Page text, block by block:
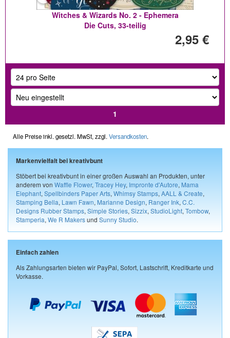
Witches & Wizards No. 2 - Ephemera
Die Cuts, 33-teilig
2,95 €
1
Alle Preise inkl. gesetzl. MwSt, zzgl. Versandkosten.
Markenvielfalt bei kreativbunt
Stöbert bei kreativbunt in einer großen Auswahl an Produkten, unter
anderem von Waffle Flower, Tracey Hey, Impronte d'Autore, Mama
Elephant, Spellbinders Paper Arts, Whimsy Stamps, AALL & Create,
Stamping Bella, Lawn Fawn, Marianne Design, Ranger Ink, C.C.
Designs Rubber Stamps, Simple Stories, Sizzix, StudioLight, Tombow,
Stamperia, We R Makersund Sunny Studio.
Einfach zahlen
Als Zahlungsarten bieten wir PayPal, Sofort, Lastschrift, Kreditkarte und
Vorkasse.